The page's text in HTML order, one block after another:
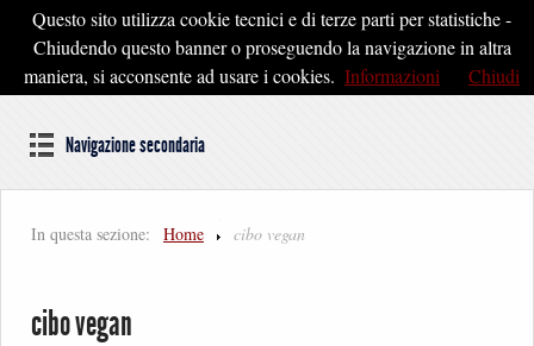
Pontedera2020
Dal cuore della Toscana un'idea di Futuro
Navigazione secondaria
In questa sezione: Home cibo vegan
cibo vegan
Questo sito utilizza cookie tecnici e di terze parti per statistiche -
Chiudendo questo banner o proseguendo la navigazione in altra
maniera, si acconsente ad usare i cookies. Informazioni Chiudi